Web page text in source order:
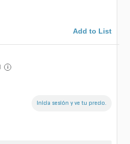
Add to List
i
Inicia sesión y ve tu precio.